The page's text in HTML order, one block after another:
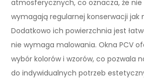
atmosferycznych, co oznacza, że nie
wymagają regularnej konserwacji jak
Dodatkowo ich powierzchnia jest
nie wymaga malowania. Okna PCV
wybór kolorów i wzorów, co pozwala
do indywidualnych potrzeb